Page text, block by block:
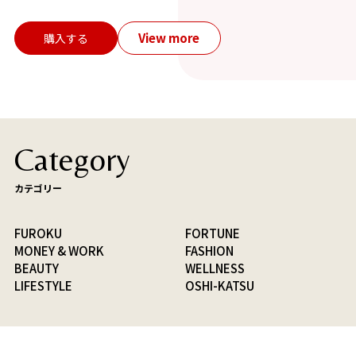
購入する View more
Category
カテゴリー
FUROKU
FORTUNE
MONEY & WORK
FASHION
BEAUTY
WELLNESS
LIFESTYLE
OSHI-KATSU